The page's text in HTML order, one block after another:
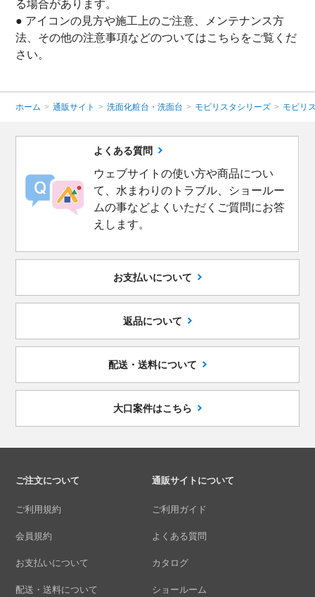
る場合があります。
● アイコンの見方や施工上のご注意、メンテナンス方
法、その他の注意事項などのついてはこちらをご覧くだ
さい。
ホーム > 通販サイト > 洗面化粧台・洗面台 > モビリスタシリーズ > モビリ
よくある質問
ウェブサイトの使い方や商品につい
て、水まわりのトラブル、ショールー
ムの事などよくいただくご質問にお答
えします。
お支払いについて
返品について
配送・送料について
大口案件はこちら
ご注文について
ご利用規約
会員規約
お支払いについて
配送・送料について
通販サイトについて
ご利用ガイド
よくある質問
カタログ
ショールーム